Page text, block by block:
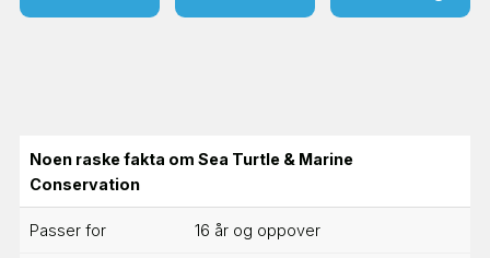
Noen raske fakta om Sea Turtle & Marine
Conservation
Passer for 16 år og oppover